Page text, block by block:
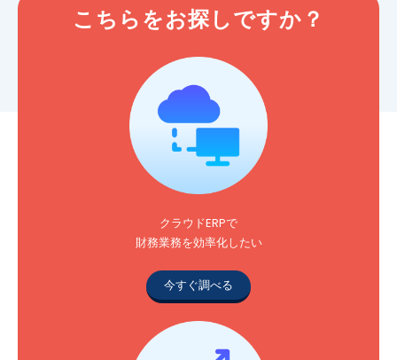
こちらをお探しですか？
クラウドERPで
財務業務を効率化したい
今すぐ調べる